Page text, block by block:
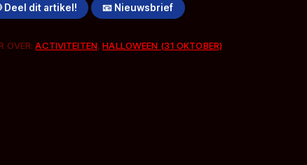
Deel dit artikel! 📧 Nieuwsbrief
OVER:ACTIVITEITEN,HALLOWEEN (31 OKTOBER)